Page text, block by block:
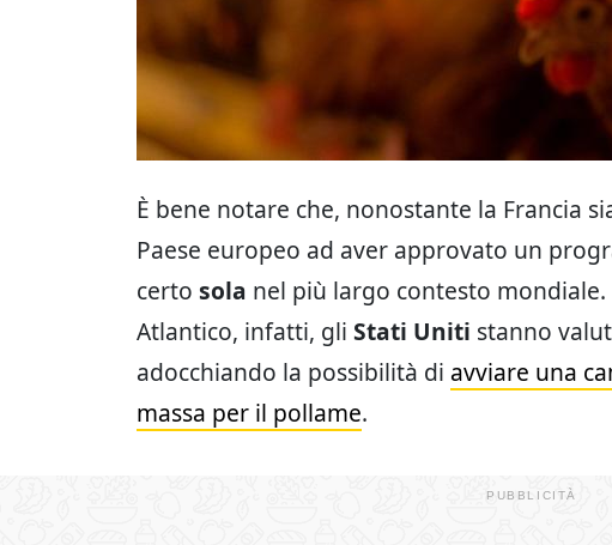
È bene notare che, nonostante la Francia
Paese europeo ad aver approvato un
certo sola nel più largo contesto mondiale.
Atlantico, infatti, gli Stati Uniti stanno
adocchiando la possibilità di avviare una
massa per il pollame.